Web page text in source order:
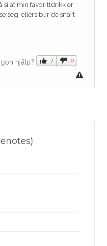
si at min favorittdrikk er
seg, ellers blir de snart
hjälp? 7 0